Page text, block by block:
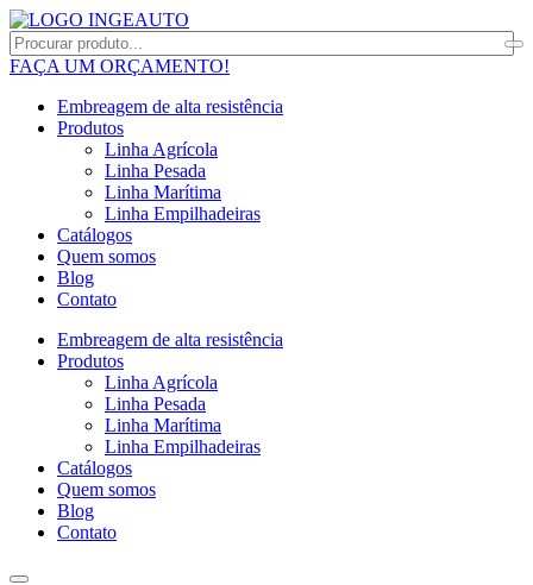
FAÇA UM ORÇAMENTO!
Embreagem de alta resistência
Produtos
Linha Agrícola
Linha Pesada
Linha Marítima
Linha Empilhadeiras
Catálogos
Quem somos
Blog
Contato
Embreagem de alta resistência
Produtos
Linha Agrícola
Linha Pesada
Linha Marítima
Linha Empilhadeiras
Catálogos
Quem somos
Blog
Contato